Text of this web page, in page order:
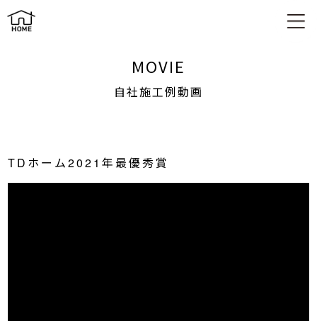
自社施工例動画
MOVIE
自社施工例動画
TDホーム2021年最優秀賞